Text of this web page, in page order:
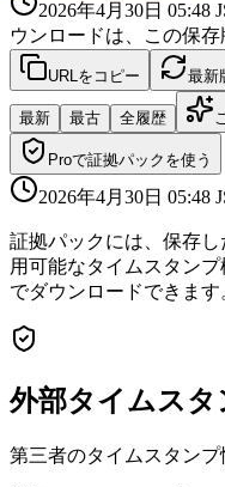
2026年4月30日 05:48
ウンロードは、この保存
URLをコピー 最新
最新 最古 全履歴
Proで証拠パックを使う
2026年4月30日 05:48
証拠パックには、保存
用可能なタイムスタン
でダウンロードできます
外部タイムスタ
第三者のタイムスタンプ